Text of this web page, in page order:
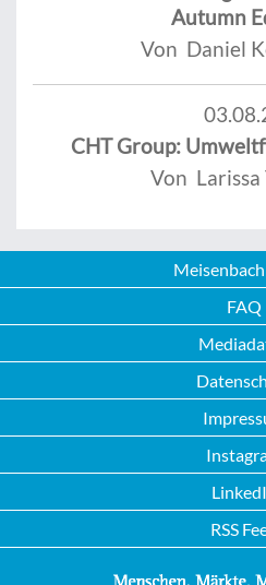
Autumn
Von Daniel
CHT Group:
Von
FAQ
RSS